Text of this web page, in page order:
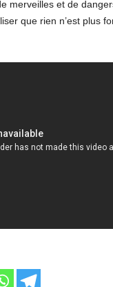
merveilles et de
que rien n’est plus